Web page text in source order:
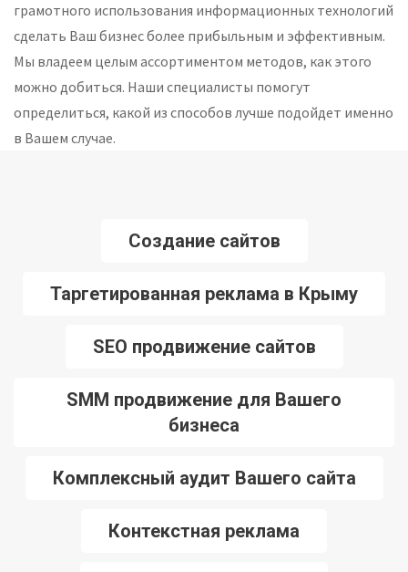
грамотного использования информационных технологий
сделать Ваш бизнес более прибыльным и эффективным.
Мы владеем целым ассортиментом методов, как этого
можно добиться. Наши специалисты помогут
определиться, какой из способов лучше подойдет именно
в Вашем случае.
Создание сайтов
Таргетированная реклама в Крыму
SEO продвижение сайтов
SMM продвижение для Вашего
бизнеса
Комплексный аудит Вашего сайта
Контекстная реклама